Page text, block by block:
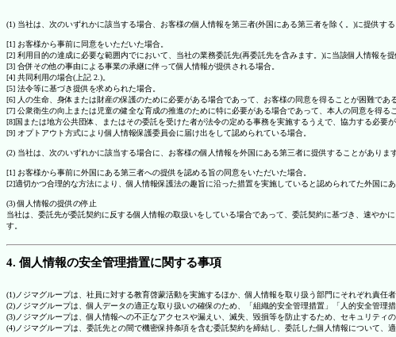
(1) 当社は、次のいずれかに該当する場合、お客様の個人情報を第三者(外国にある第三者を除く。)に提供する
[1] お客様から事前に同意をいただいた場合。
[2] 利用目的の達成に必要な範囲内でにおいて、当社の業務委託先(再委託先を含みます。)に当該個人情報を提
[3] 合併その他の事由による事業の承継に伴って個人情報が提供される場合。
[4] 共同利用の場合(上記 2.)。
[5] 法令等に基づき提供を求められた場合。
[6] 人の生命、身体または財産の保護のために必要がある場合であって、お客様の同意を得ることが困難である
[7] 公衆衛生の向上または児童の健全な育成の推進のために特に必要がある場合であって、本人の同意を得る
[8]国または地方公共団体、またはその委託を受けた者が法令の定める事務を実施するうえで、協力する必
[9] オプトアウト方式により個人情報保護委員会に届け出をして認められている場合。
(2) 当社は、次のいずれかに該当する場合に、お客様の個人情報を外国にある第三者に提供することがあります
[1] お客様から事前に外国にある第三者への提供を認める旨の同意をいただいた場合。
[2]適切かつ合理的な方法により、個人情報保護法の趣旨に沿った措置を実施していると認められてた外国に
(3) 個人情報の提供の停止
当社は、委託先が委託契約に反する個人情報の取扱いをしている場合であって、委託契約に基づき、速や
す。
4. 個人情報の安全管理措置に関する事項
(1)ノジマグループは、社員に対する教育啓蒙活動を実施するほか、個人情報を取り扱う部門にそれぞれ責任
(2)ノジマグループは、個人データの適正な取り扱いの確保のため、「組織的安全管理措置」「人的安全管理
(3)ノジマグループは、個人情報への不正なアクセスや漏えい、滅失、毀損等を防止するため、セキュリティの
(4)ノジマグループは、委託先との間で機密保持条項を含む委託契約を締結し、委託した個人情報について、